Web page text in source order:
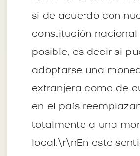
si de acuerdo con
constitución nacional
posible, es decir si
adoptarse una
extranjera como de
en el país
totalmente a una
local.\r\nEn este